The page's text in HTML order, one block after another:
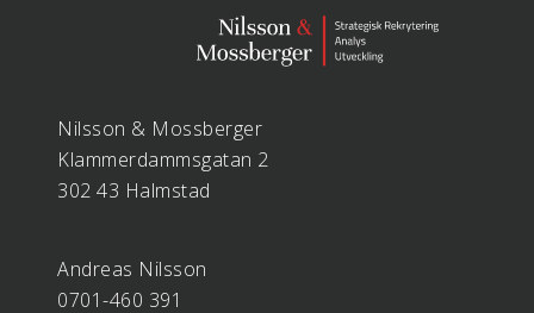
Nilsson & Mossberger
Klammerdammsgatan 2
302 43 Halmstad
Andreas Nilsson
0701-460 391